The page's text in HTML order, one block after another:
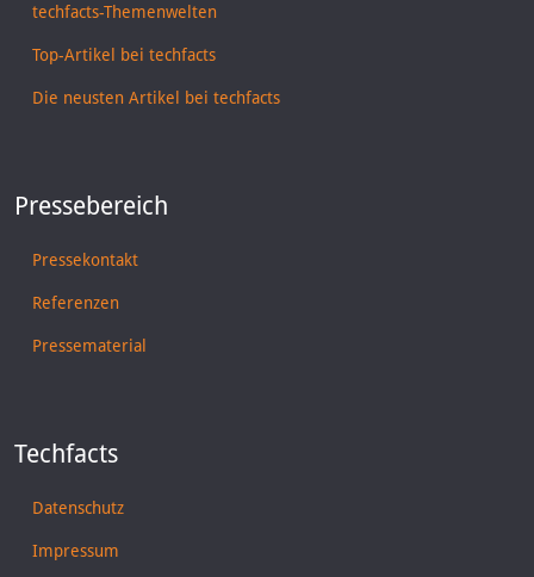
techfacts-Themenwelten
Top-Artikel bei techfacts
Die neusten Artikel bei techfacts
Pressebereich
Pressekontakt
Referenzen
Pressematerial
Techfacts
Datenschutz
Impressum